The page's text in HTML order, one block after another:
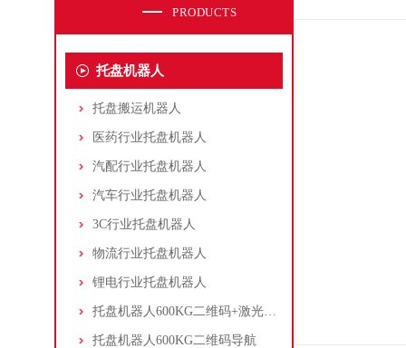
PRODUCTS
托盘机器人
托盘搬运机器人
医药行业托盘机器人
汽配行业托盘机器人
汽车行业托盘机器人
3C行业托盘机器人
物流行业托盘机器人
锂电行业托盘机器人
托盘机器人600KG二维码+激光导航
托盘机器人600KG二维码导航